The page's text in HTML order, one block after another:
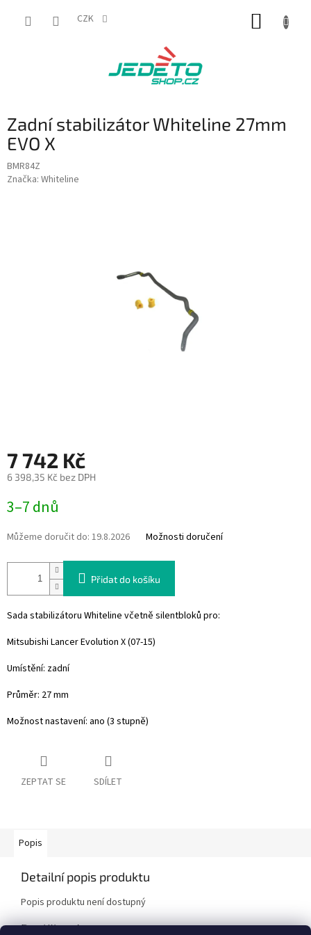
CZK
Zadní stabilizátor Whiteline 27mm
EVO X
BMR84Z
Značka: Whiteline
7 742 Kč
6 398,35 Kč bez DPH
cena:
3–7 dnů
Můžeme doručit do: 19.8.2026 Možnosti doručení
Přidat do košíku
Sada stabilizátoru Whiteline včetně silentbloků pro:
Mitsubishi Lancer Evolution X (07-15)
Umístění: zadní
Průměr: 27 mm
Možnost nastavení: ano (3 stupně)
ZEPTAT SE SDÍLET
Popis
Detailní popis produktu
Popis produktu není dostupný
Doplňkové parametry